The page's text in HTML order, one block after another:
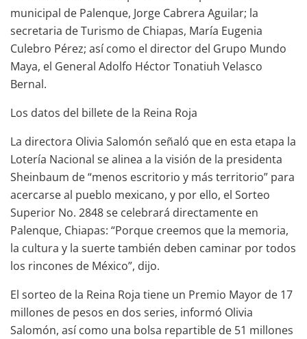
municipal de Palenque, Jorge Cabrera Aguilar; la
secretaria de Turismo de Chiapas, María Eugenia
Culebro Pérez; así como el director del Grupo Mundo
Maya, el General Adolfo Héctor Tonatiuh Velasco
Bernal.
Los datos del billete de la Reina Roja
La directora Olivia Salomón señaló que en esta etapa la
Lotería Nacional se alinea a la visión de la presidenta
Sheinbaum de “menos escritorio y más territorio” para
acercarse al pueblo mexicano, y por ello, el Sorteo
Superior No. 2848 se celebrará directamente en
Palenque, Chiapas: “Porque creemos que la memoria,
la cultura y la suerte también deben caminar por todos
los rincones de México”, dijo.
El sorteo de la Reina Roja tiene un Premio Mayor de 17
millones de pesos en dos series, informó Olivia
Salomón, así como una bolsa repartible de 51 millones